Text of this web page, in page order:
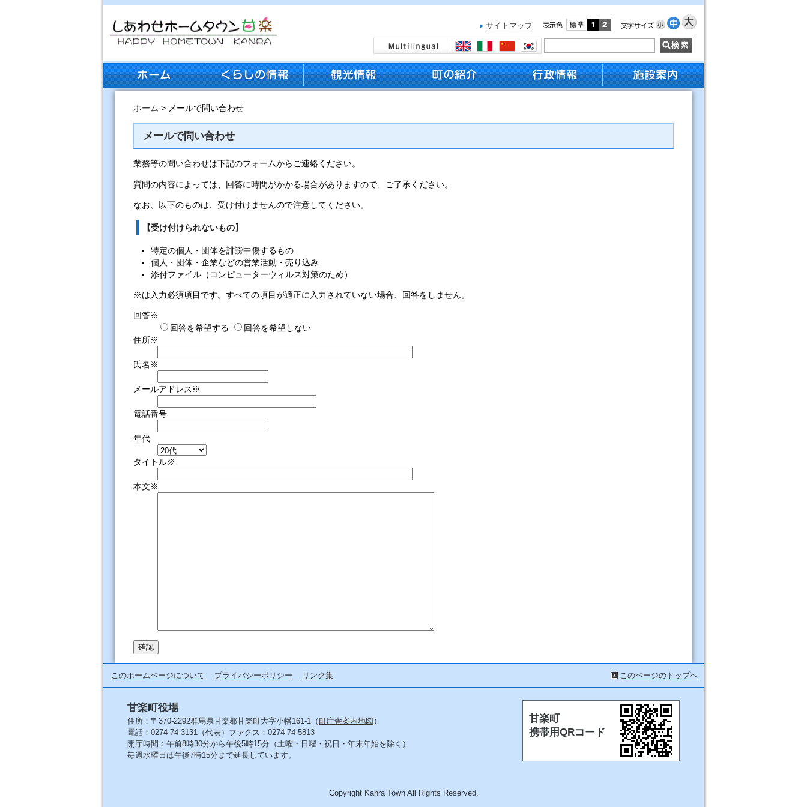
サイトマップ
ホーム > メールで問い合わせ
メールで問い合わせ
業務等の問い合わせは下記のフォームからご連絡ください。
質問の内容によっては、回答に時間がかかる場合がありますので、ご了承ください。
なお、以下のものは、受け付けませんので注意してください。
【受け付けられないもの】
特定の個人・団体を誹謗中傷するもの
個人・団体・企業などの営業活動・売り込み
添付ファイル（コンピューターウィルス対策のため）
※は入力必須項目です。すべての項目が適正に入力されていない場合、回答をしません。
回答※
回答を希望する
回答を希望しない
住所※
氏名※
メールアドレス※
電話番号
年代
タイトル※
本文※
このページのトップへ
このホームページについて プライバシーポリシー リンク集
甘楽町役場
住所：〒370-2292群馬県甘楽郡甘楽町大字小幡161-1（町庁舎案内地図 ）
電話：0274-74-3131（代表）ファクス：0274-74-5813
開庁時間：午前8時30分から午後5時15分（土曜・日曜・祝日・年末年始を除く）
毎週水曜日は午後7時15分まで延長しています。
甘楽町
携帯用QRコード
Copyright Kanra Town All Rights Reserved.